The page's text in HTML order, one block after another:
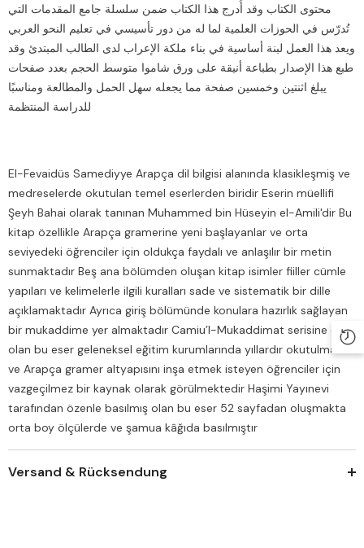
محتوى الكتاب وقد أُدرج هذا الكتاب ضمن سلسلة جامع المقدمات التي
تُدرّس في الحوزات العلمية لما له من دور تأسيسي في تعليم النحو العربي
ويعد هذا العمل لبنة أساسية في بناء ملكة الإعراب لدى الطالب المبتدئ وقد
طبع هذا الإصدار بطباعة أنيقة على ورق شاموا متوسط الحجم بعدد صفحات
يبلغ اثنتين وخمسين صفحة مما يجعله سهل الحمل والمطالعة ومناسبًا
للدراسة المنتظمة
El-Fevaidüs Samediyye Arapça dil bilgisi alanında klasikleşmiş ve
medreselerde okutulan temel eserlerden biridir Eserin müellifi
Şeyh Bahai olarak tanınan Muhammed bin Hüseyin el-Amili'dir Bu
kitap özellikle Arapça gramerine yeni başlayanlar ve orta
seviyedeki öğrenciler için oldukça faydalı ve anlaşılır bir metin
sunmaktadır Beş ana bölümden oluşan kitap isimler fiiller cümle
yapıları ve kelimelerle ilgili kuralları sade ve sistematik bir dille
açıklamaktadır Ayrıca giriş bölümünde konulara hazırlık sağlayan
bir mukaddime yer almaktadır Camiu’l-Mukaddimat serisine dâhil
olan bu eser geleneksel eğitim kurumlarında yıllardır okutulmakta
ve Arapça gramer altyapısını inşa etmek isteyen öğrenciler için
vazgeçilmez bir kaynak olarak görülmektedir Haşimi Yayınevi
tarafından özenle basılmış olan bu eser 52 sayfadan oluşmakta
orta boy ölçülerde ve şamua kâğıda basılmıştır
Versand & Rücksendung